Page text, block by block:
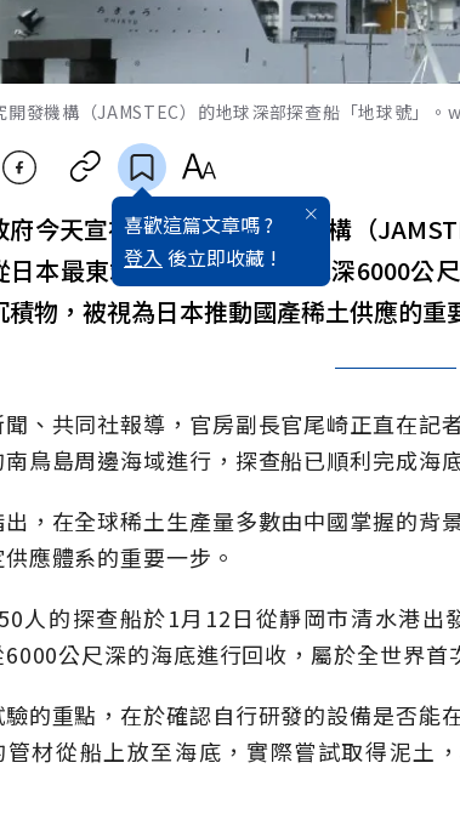
開發機構（JAMSTEC）的地球深部探查船「地球號」
喜歡這篇文章嗎 ?
登入 後立即收藏 !
府今天宣布，海洋研究開發機構（
日本最東端的南鳥島外海、水深6000公
積物，被視為日本推動國產稀土供應的重
、共同社報導，官房副長官尾崎正直在記
鳥島周邊海域進行，探查船已順利完成海
，在全球稀土生產量多數由中國掌握的背
應體系的重要一步。
人的探查船於1月12日從靜岡市清水港出
公尺深的海底進行回收，屬於全世界首
的重點，在於確認自行研發的設備是否能
管材從船上放至海底，實際嘗試取得泥土